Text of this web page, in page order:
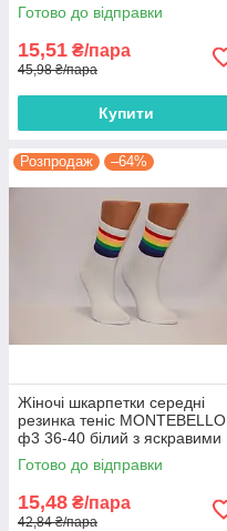
Готово до відправки
15,51 ₴/пара
45,98 ₴/пара
Купити
Розпродаж –64%
Жіночі шкарпетки середні
резинка теніс MONTEBELLO
ф3 36-40 білий з яскравими
смужками
Готово до відправки
15,48 ₴/пара
42,84 ₴/пара